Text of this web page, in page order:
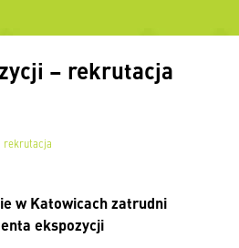
– rekrutacja
rekrutacja
w Katowicach zatrudni
ekspozycji